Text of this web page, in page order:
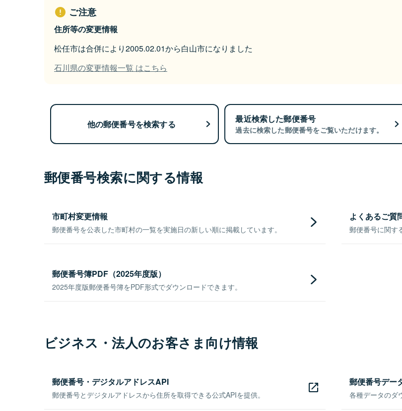
ご注意
住所等の変更情報
松任市は合併により2005.02.01から白山市になりました
石川県の変更情報一覧 はこちら
他の郵便番号を検索する 最近検索した郵便番号
過去に検索した郵便番号をご覧いただけます。
郵便番号検索に関する情報
市町村変更情報
郵便番号を公表した市町村の一覧を実施日の新しい順に掲載しています。
よくあるご質
郵便番号に関す
郵便番号簿PDF（2025年度版）
2025年度版郵便番号簿をPDF形式でダウンロードできます。
ビジネス・法人のお客さま向け情報
郵便番号・デジタルアドレスAPI
郵便番号とデジタルアドレスから住所を取得できる公式APIを提供。
郵便番号デー
各種データのダ